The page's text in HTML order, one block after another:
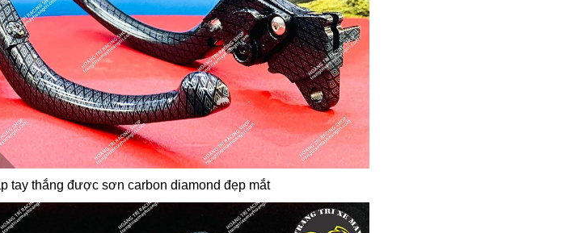
tay thắng được sơn carbon diamond đẹp mắt